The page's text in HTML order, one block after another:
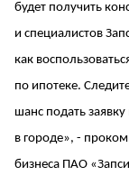
будет получить
и специалистов
как
по ипотеке.
шанс подать
в городе», -
бизнеса ПАО